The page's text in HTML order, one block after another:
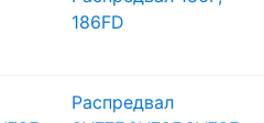
186FD
Распредвал